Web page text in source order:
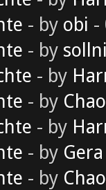
- by obi -
- by
- by
- by
- by
- by Gera
- by